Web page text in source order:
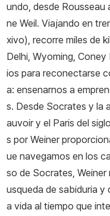
undo, desde
ne Weil. Viajando en
xivo), recorre miles de
Delhi, Wyoming,
ios para reconectarse
a: ensenarnos a
s. Desde Socrates y la
auvoir y el Paris del
s por Weiner
ue navegamos en los
so de Socrates,
usqueda de sabiduria y
a vida al tiempo que